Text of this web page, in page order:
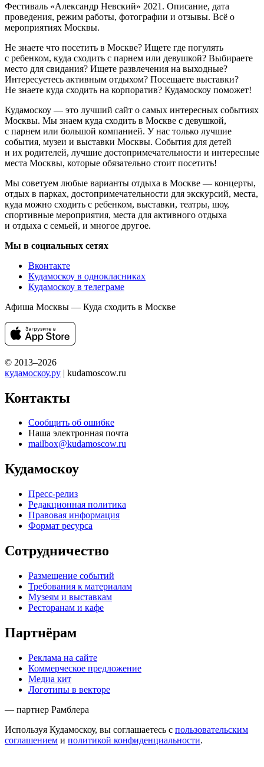
Фестиваль «Александр Невский» 2021. Описание, дата
проведения, режим работы, фотографии и отзывы. Всё о
мероприятиях Москвы.
Не знаете что посетить в Москве? Ищете где погулять
с ребенком, куда сходить с парнем или девушкой? Выбираете
место для свидания? Ищете развлечения на выходные?
Интересуетесь активным отдыхом? Посещаете выставки?
Не знаете куда сходить на корпоратив? Кудамоскоу поможет!
Кудамоскоу — это лучший сайт о самых интересных событиях
Москвы. Мы знаем куда сходить в Москве с девушкой,
с парнем или большой компанией. У нас только лучшие
события, музеи и выставки Москвы. События для детей
и их родителей, лучшие достопримечательности и интересные
места Москвы, которые обязательно стоит посетить!
Мы советуем любые варианты отдыха в Москве — концерты,
отдых в парках, достопримечательности для экскурсий, места,
куда можно сходить с ребенком, выставки, театры, шоу,
спортивные мероприятия, места для активного отдыха
и отдыха с семьей, и многое другое.
Мы в социальных сетях
Вконтакте
Кудамоскоу в однокласниках
Кудамоскоу в телеграме
Афиша Москвы — Куда сходить в Москве
© 2013–2026
кудамоскоу.ру | kudamoscow.ru
Контакты
Сообщить об ошибке
Наша электронная почта
mailbox@kudamoscow.ru
Кудамоскоу
Пресс-релиз
Редакционная политика
Правовая информация
Формат ресурса
Сотрудничество
Размещение событий
Требования к материалам
Музеям и выставкам
Ресторанам и кафе
Партнёрам
Реклама на сайте
Коммерческое предложение
Медиа кит
Логотипы в векторе
— партнер Рамблера
Используя Кудамоскоу, вы соглашаетесь с пользовательским
соглашением и политикой конфиденциальности.